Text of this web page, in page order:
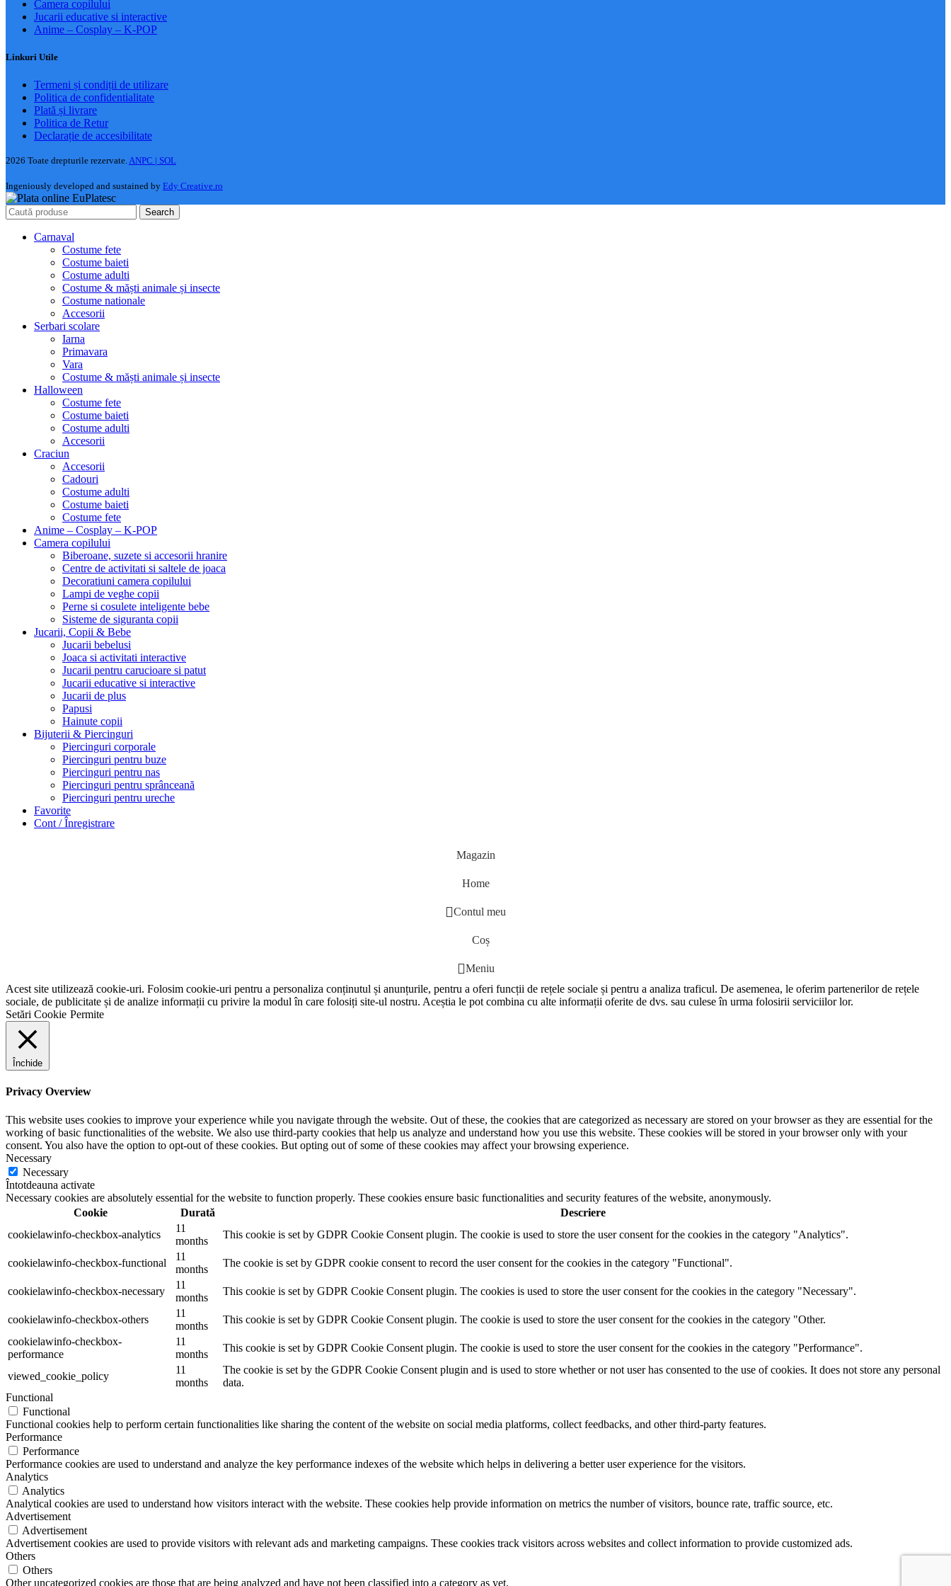
Camera copilului
Jucarii educative si interactive
Anime – Cosplay – K‑POP
Linkuri Utile
Termeni și condiții de utilizare
Politica de confidentialitate
Plată și livrare
Politica de Retur
Declarație de accesibilitate
2026 Toate drepturile rezervate.ANPC | SOL
Ingeniously developed and sustained by Edy Creative.ro
Search
Carnaval
Costume fete
Costume baieti
Costume adulti
Costume & măști animale și insecte
Costume nationale
Accesorii
Serbari scolare
Iarna
Primavara
Vara
Costume & măști animale și insecte
Halloween
Costume fete
Costume baieti
Costume adulti
Accesorii
Craciun
Accesorii
Cadouri
Costume adulti
Costume baieti
Costume fete
Anime – Cosplay – K‑POP
Camera copilului
Biberoane, suzete si accesorii hranire
Centre de activitati si saltele de joaca
Decoratiuni camera copilului
Lampi de veghe copii
Perne si cosulete inteligente bebe
Sisteme de siguranta copii
Jucarii, Copii & Bebe
Jucarii bebelusi
Joaca si activitati interactive
Jucarii pentru carucioare si patut
Jucarii educative si interactive
Jucarii de plus
Papusi
Hainute copii
Bijuterii & Piercinguri
Piercinguri corporale
Piercinguri pentru buze
Piercinguri pentru nas
Piercinguri pentru sprânceană
Piercinguri pentru ureche
Favorite
Cont / Înregistrare
Magazin
Home
Contul meu
Coș
Meniu
Acest site utilizează cookie-uri. Folosim cookie-uri pentru a personaliza conținutul și anunțurile, pentru a oferi funcții de rețele sociale și pentru a analiza traficul. De asemenea, le oferim partenerilor de rețele
sociale, de publicitate și de analize informații cu privire la modul în care folosiți site-ul nostru. Aceștia le pot combina cu alte informații oferite de dvs. sau culese în urma folosirii serviciilor lor.
Setări Cookie Permite
Închide
Privacy Overview
This website uses cookies to improve your experience while you navigate through the website. Out of these, the cookies that are categorized as necessary are stored on your browser as they are essential for the
working of basic functionalities of the website. We also use third-party cookies that help us analyze and understand how you use this website. These cookies will be stored in your browser only with your
consent. You also have the option to opt-out of these cookies. But opting out of some of these cookies may affect your browsing experience.
Necessary
Necessary
Întotdeauna activate
Necessary cookies are absolutely essential for the website to function properly. These cookies ensure basic functionalities and security features of the website, anonymously.
Cookie
Durată
Descriere
cookielawinfo-checkbox-analytics
11
months
This cookie is set by GDPR Cookie Consent plugin. The cookie is used to store the user consent for the cookies in the category "Analytics".
cookielawinfo-checkbox-functional
11
months
The cookie is set by GDPR cookie consent to record the user consent for the cookies in the category "Functional".
cookielawinfo-checkbox-necessary
11
months
This cookie is set by GDPR Cookie Consent plugin. The cookies is used to store the user consent for the cookies in the category "Necessary".
cookielawinfo-checkbox-others
11
months
This cookie is set by GDPR Cookie Consent plugin. The cookie is used to store the user consent for the cookies in the category "Other.
cookielawinfo-checkbox-
performance
11
months
This cookie is set by GDPR Cookie Consent plugin. The cookie is used to store the user consent for the cookies in the category "Performance".
viewed_cookie_policy
11
months
The cookie is set by the GDPR Cookie Consent plugin and is used to store whether or not user has consented to the use of cookies. It does not store any personal
data.
Functional
Functional
Functional cookies help to perform certain functionalities like sharing the content of the website on social media platforms, collect feedbacks, and other third-party features.
Performance
Performance
Performance cookies are used to understand and analyze the key performance indexes of the website which helps in delivering a better user experience for the visitors.
Analytics
Analytics
Analytical cookies are used to understand how visitors interact with the website. These cookies help provide information on metrics the number of visitors, bounce rate, traffic source, etc.
Advertisement
Advertisement
Advertisement cookies are used to provide visitors with relevant ads and marketing campaigns. These cookies track visitors across websites and collect information to provide customized ads.
Others
Others
Other uncategorized cookies are those that are being analyzed and have not been classified into a category as yet.